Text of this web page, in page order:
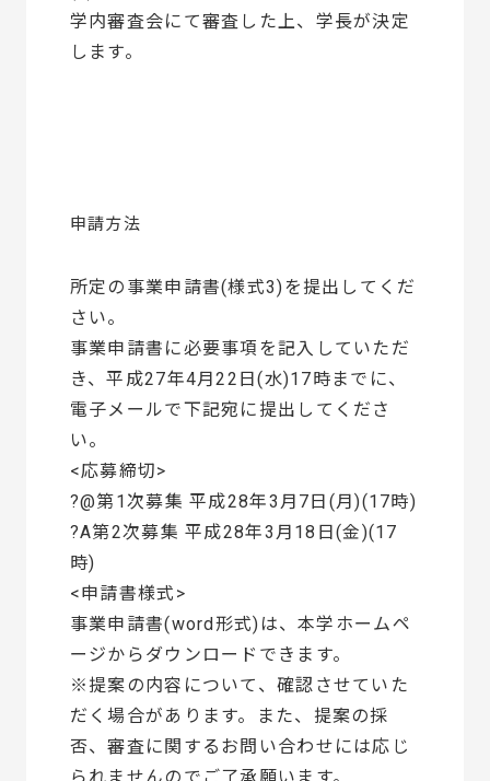
学内審査会にて審査した上、学長が決定
します。
申請方法
所定の事業申請書(様式3)を提出してくだ
さい。
事業申請書に必要事項を記入していただ
き、平成27年4月22日(水)17時までに、
電子メールで下記宛に提出してくださ
い。
<応募締切>
?@第1次募集 平成28年3月7日(月)(17時)
?A第2次募集 平成28年3月18日(金)(17
時)
<申請書様式>
事業申請書(word形式)は、本学ホームペ
ージからダウンロードできます。
※提案の内容について、確認させていた
だく場合があります。また、提案の採
否、審査に関するお問い合わせには応じ